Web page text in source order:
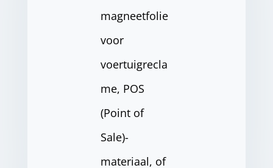
magneetfolie
voor
voertuigrecla
me, POS
(Point of
Sale)-
materiaal, of